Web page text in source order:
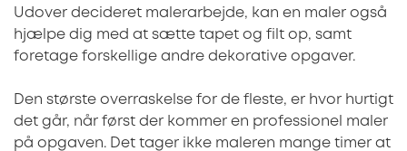
Udover decideret malerarbejde, kan en maler også
hjælpe dig med at sætte tapet og filt op, samt
foretage forskellige andre dekorative opgaver.
Den største overraskelse for de fleste, er hvor hurtigt
det går, når først der kommer en professionel maler
på opgaven. Det tager ikke maleren mange timer at